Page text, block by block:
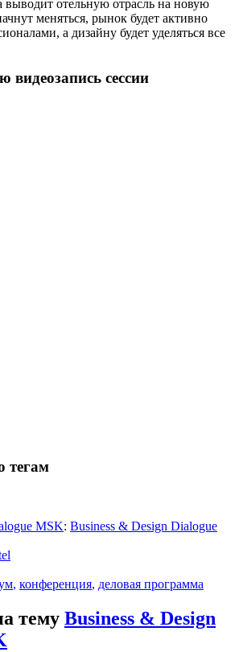
выводит отельную отрасль на новую
меняться, рынок будет активно
а дизайну будет уделяться все
видеозапись сессии
тегам
MSK: Business & Design Dialogue
, конференция, деловая программа
тему Business & Design